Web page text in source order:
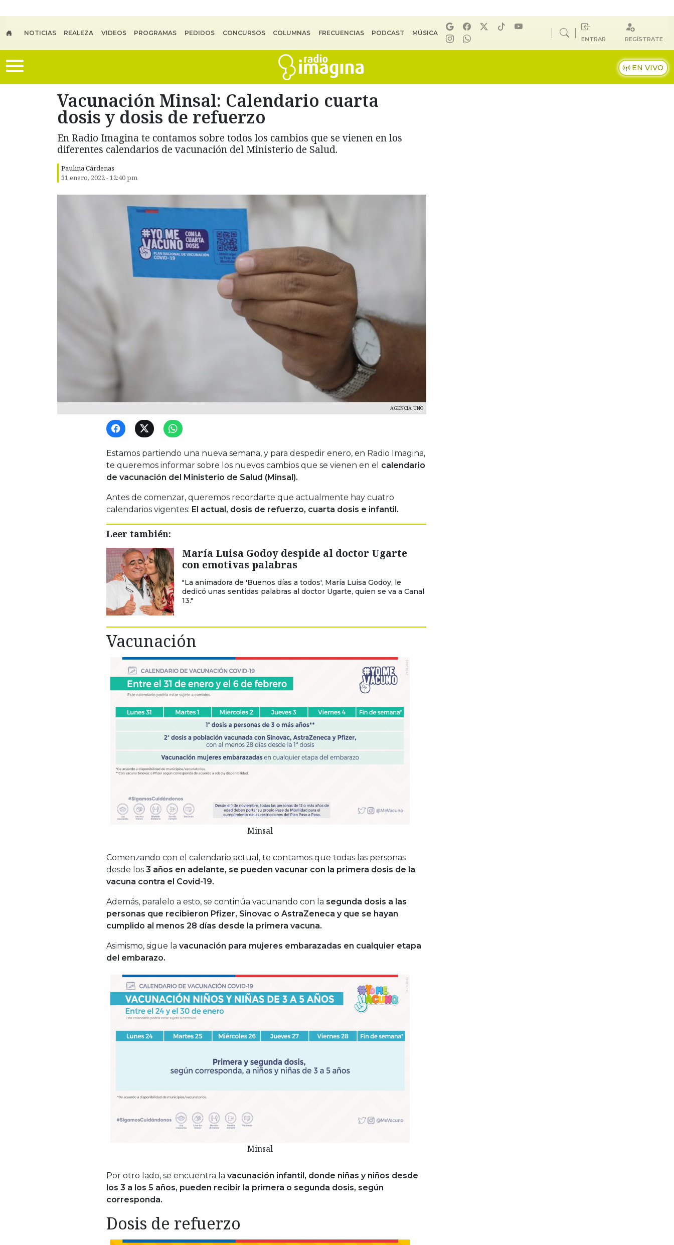
NOTICIAS REALEZA VIDEOS PROGRAMAS PEDIDOS CONCURSOS COLUMNAS FRECUENCIAS PODCAST MÚSICA
ENTRAR REGÍSTRATE
EN VIVO
Vacunación Minsal: Calendario cuarta
dosis y dosis de refuerzo
En Radio Imagina te contamos sobre todos los cambios que se vienen en los
diferentes calendarios de vacunación del Ministerio de Salud.
Paulina Cárdenas
31 enero, 2022 - 12:40 pm
AGENCIA UNO
Estamos partiendo una nueva semana, y para despedir enero, en Radio Imagina,
te queremos informar sobre los nuevos cambios que se vienen en el calendario
de vacunación del Ministerio de Salud (Minsal).
Antes de comenzar, queremos recordarte que actualmente hay cuatro
calendarios vigentes: El actual, dosis de refuerzo, cuarta dosis e infantil.
Leer también:
María Luisa Godoy despide al doctor Ugarte
con emotivas palabras
"La animadora de 'Buenos días a todos', María Luisa Godoy, le
dedicó unas sentidas palabras al doctor Ugarte, quien se va a Canal
13."
Vacunación
Minsal
Comenzando con el calendario actual, te contamos que todas las personas
desde los 3 años en adelante, se pueden vacunar con la primera dosis de la
vacuna contra el Covid-19.
Además, paralelo a esto, se continúa vacunando con la segunda dosis a las
personas que recibieron Pfizer, Sinovac o AstraZeneca y que se hayan
cumplido al menos 28 días desde la primera vacuna.
Asimismo, sigue la vacunación para mujeres embarazadas en cualquier etapa
del embarazo.
Minsal
Por otro lado, se encuentra la vacunación infantil, donde niñas y niños desde
los 3 a los 5 años, pueden recibir la primera o segunda dosis, según
corresponda.
Dosis de refuerzo